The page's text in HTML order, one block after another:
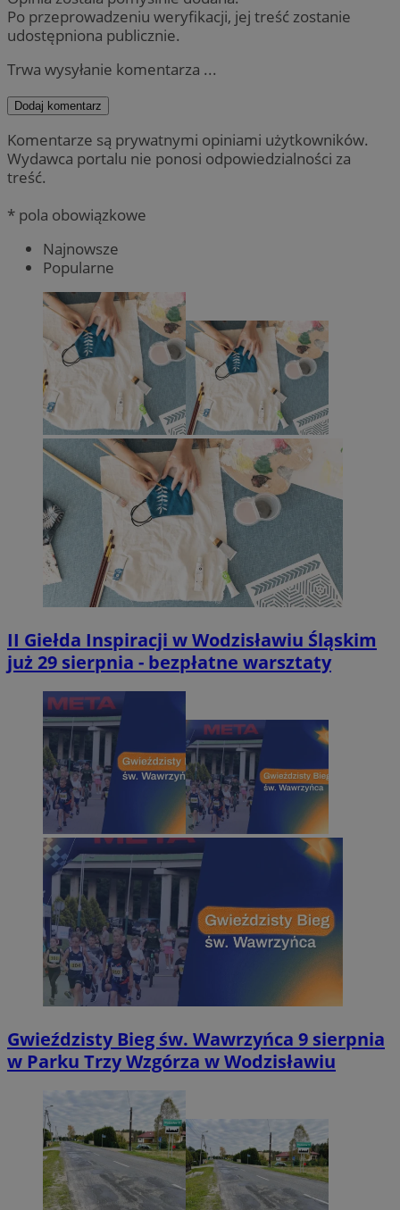
Po przeprowadzeniu weryfikacji, jej treść zostanie
udostępniona publicznie.
Trwa wysyłanie komentarza ...
Dodaj komentarz
Komentarze są prywatnymi opiniami użytkowników.
Wydawca portalu nie ponosi odpowiedzialności za
treść.
* pola obowiązkowe
Najnowsze
Popularne
II Giełda Inspiracji w Wodzisławiu Śląskim
już 29 sierpnia - bezpłatne warsztaty
Gwieździsty Bieg św. Wawrzyńca 9 sierpnia
w Parku Trzy Wzgórza w Wodzisławiu